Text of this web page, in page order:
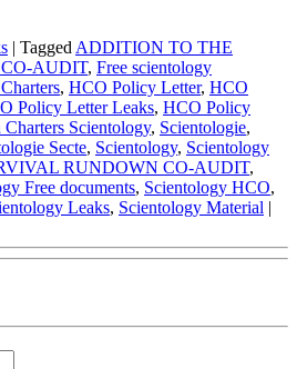
| Tagged ADDITION TO THE
AUDIT, Free scientology
, HCO Policy Letter, HCO
Policy Letter Leaks, HCO Policy
Scientology, Scientologie,
Secte, Scientology, Scientology
RUNDOWN CO-AUDIT,
Free documents, Scientology HCO,
Leaks, Scientology Material |